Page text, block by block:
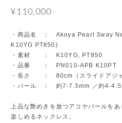
¥110,000
・商品名 ： Akoya Pearl 3way
K10YG PT850)
・素材 ： K10YG, PT850
・品番 ： PN010-APB K10PT
・長さ ： 80cm（スライドアジャ
・パール ： 約7-7.5mm ／約4-
上品な艶めきを放つアコヤパールを
楽しめるネックレス。